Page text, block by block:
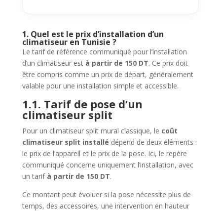
1. Quel est le prix d’installation d’un
climatiseur en Tunisie ?
Le tarif de référence communiqué pour l’installation
d’un climatiseur est à partir de 150 DT. Ce prix doit
être compris comme un prix de départ, généralement
valable pour une installation simple et accessible.
1.1. Tarif de pose d’un
climatiseur split
Pour un climatiseur split mural classique, le coût
climatiseur split installé dépend de deux éléments :
le prix de l’appareil et le prix de la pose. Ici, le repère
communiqué concerne uniquement l’installation, avec
un tarif à partir de 150 DT.
Ce montant peut évoluer si la pose nécessite plus de
temps, des accessoires, une intervention en hauteur